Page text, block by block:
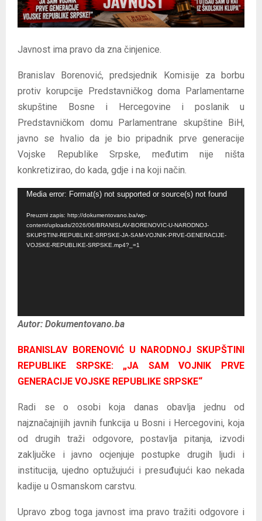
Javnost ima pravo da zna činjenice.
Branislav Borenović, predsjednik Komisije za borbu
protiv korupcije Predstavničkog doma Parlamentarne
skupštine Bosne i Hercegovine i poslanik u
Predstavničkom domu Parlamentrane skupštine BiH,
javno se hvalio da je bio pripadnik prve generacije
Vojske Republike Srpske, međutim nije ništa
konkretizirao, do kada, gdje i na koji način.
t
r
v
i
d
a
p
s
Media error: Format(s) not supported or source(s) not found
Preuzmi zapis: http://dokumentovano.ba/wp-
content/uploads/2026/06/BRANISLAV-BORENOVIC-U-NARODNOJ-
SKUPSTINI-REPUBLIKE-SRPSKE-JA-SAM-VOJNIK-PRVE-GENERACIJE-
VOJSKE-REPUBLIKE-SRPSKE.mp4?_=1
Autor: Dokumentovano.ba
BRANISLAV BORENOVIĆ U NARODNOJ SKUPŠTINI
REPUBLIKE SRPSKE: „JA SAM VOJNIK PRVE
GENERACIJE VOJSKE REPUBLIKE SRPSKE“
Radi se o osobi koja danas obavlja jednu od
najznačajnijih javnih funkcija u Bosni i Hercegovini, koja
od drugih traži odgovore, postavlja pitanja, izvodi
zaključke i javno ocjenjuje postupke drugih ljudi i
institucija, ujedno optužujući i presuđujući kao nekada
kadije u Osmanskom carstvu.
Upravo zbog toga javnost ima pravo tražiti odgovore i